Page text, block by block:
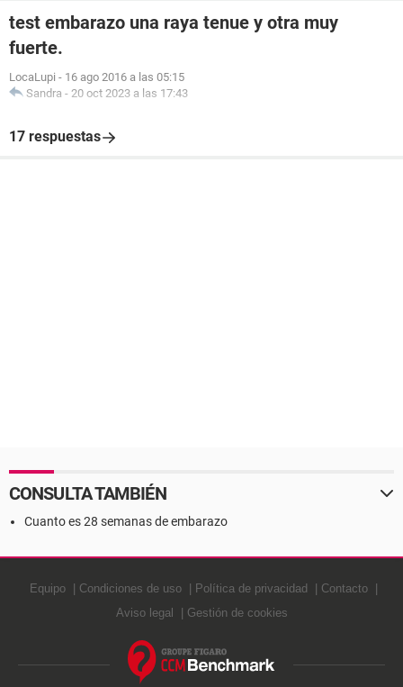
test embarazo una raya tenue y otra muy
fuerte.
LocaLupi - 16 ago 2016 a las 05:15
Sandra - 20 oct 2023 a las 17:43
17 respuestas
CONSULTA TAMBIÉN
Cuanto es 28 semanas de embarazo
Equipo Condiciones de uso Política de privacidad
Contacto
Aviso legal
Gestión de cookies